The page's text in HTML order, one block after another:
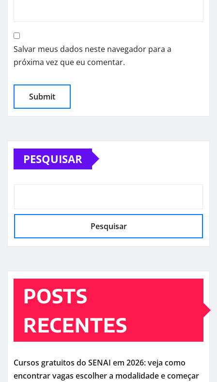
Salvar meus dados neste navegador para a
próxima vez que eu comentar.
PESQUISAR
Pesquisar
POSTS
RECENTES
Cursos gratuitos do SENAI em 2026: veja como
encontrar vagas escolher a modalidade e começar